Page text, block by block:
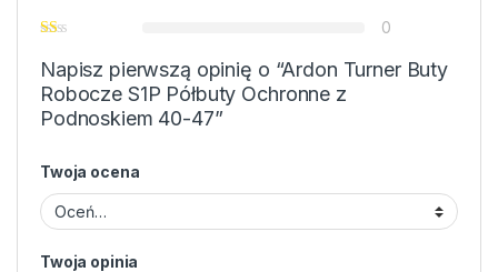
0
Napisz pierwszą opinię o “Ardon Turner Buty
Robocze S1P Półbuty Ochronne z
Podnoskiem 40-47”
Twoja ocena
Twoja opinia